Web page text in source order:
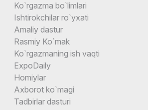
Ko`rgazma bo`limlari
Ishtirokchilar ro`yxati
Amaliy dastur
Rasmiy Ko`mak
Ko`rgazmaning ish vaqti
ExpoDaily
Homiylar
Axborot ko`magi
Tadbirlar dasturi